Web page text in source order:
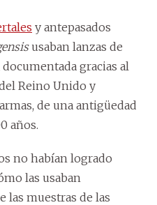
y antepasados
usaban lanzas de
documentada gracias al
Reino Unido y
de una antigüedad
años.
no habían logrado
las usaban
las muestras de las